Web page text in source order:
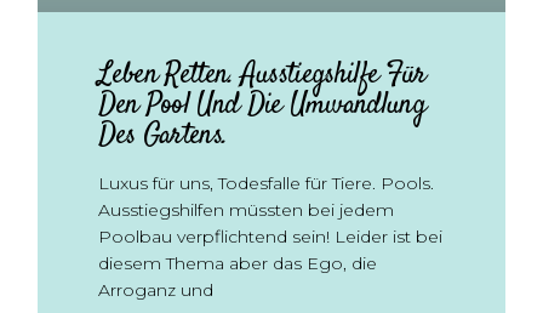
Leben Retten. Ausstiegshilfe Für
Den Pool Und Die Umwandlung
Des Gartens.
Luxus für uns, Todesfalle für Tiere. Pools.
Ausstiegshilfen müssten bei jedem
Poolbau verpflichtend sein! Leider ist bei
diesem Thema aber das Ego, die
Arroganz und